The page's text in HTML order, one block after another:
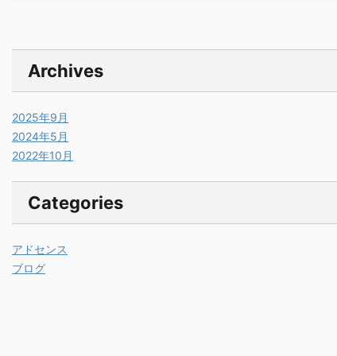
Archives
2025年9月
2024年5月
2022年10月
Categories
アドセンス
ブログ